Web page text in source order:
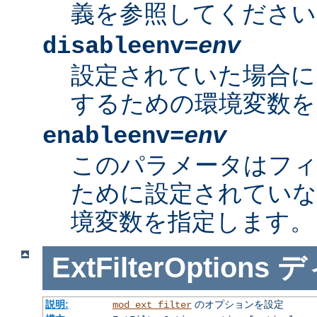
義を参照してくださ
disableenv=env
設定されていた場合
するための環境変数
enableenv=env
このパラメータはフ
ために設定されてい
境変数を指定します。
ExtFilterOptions デ
説明: mod_ext_filterのオプションを設定